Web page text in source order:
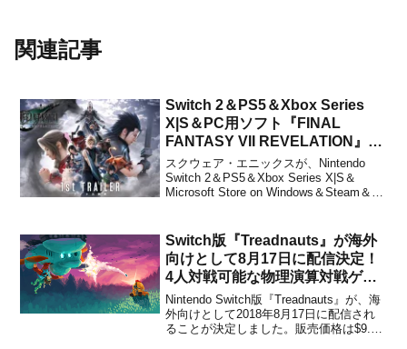
関連記事
Switch 2＆PS5＆Xbox Series
X|S＆PC用ソフト『FINAL
FANTASY VII REVELATION』が
2027年春に発売決定！
スクウェア・エニックスが、Nintendo
Switch 2＆PS5＆Xbox Series X|S＆
Microsoft Store on Windows＆Steam＆
年...
Switch版『Treadnauts』が海外
向けとして8月17日に配信決定！
4人対戦可能な物理演算対戦ゲー
ム
Nintendo Switch版『Treadnauts』が、海
外向けとして2018年8月17日に配信され
ることが決定しました。販売価格は$9.99